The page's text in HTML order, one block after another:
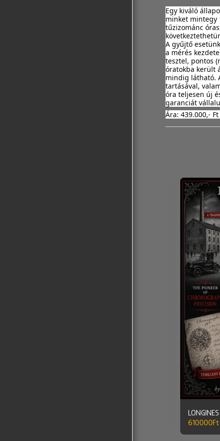
Egy kiváló
minket mintegy
tűzizománc
A gyűjtő
a mérés
tesztel, pontos
óratokba került
mindig látható.
tartásával,
óra teljesen új
garanciát
Ára: 439.000,- Ft
610000Ft